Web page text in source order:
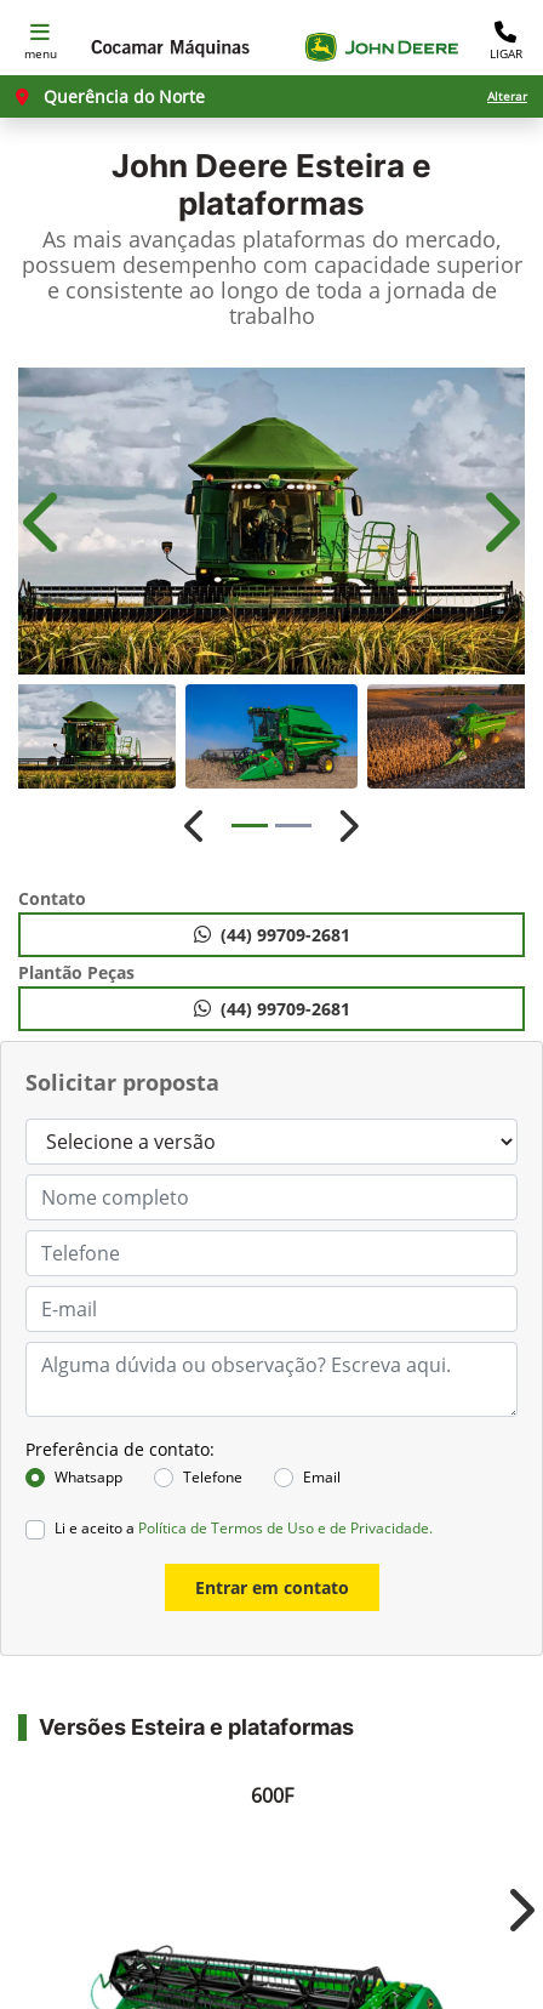
menu LIGAR
Querência do Norte Alterar
John Deere Esteira e
plataformas
As mais avançadas plataformas do mercado,
possuem desempenho com capacidade superior
e consistente ao longo de toda a jornada de
trabalho
Solicitar proposta
Preferência de contato:
Whatsapp Telefone Email
Li e aceito a Política de Termos de Uso e de Privacidade.
Entrar em contato
Anterior
Anterior Próximo
Contato
(44) 99709-2681
Plantão Peças
(44) 99709-2681
Versões Esteira e plataformas
600F